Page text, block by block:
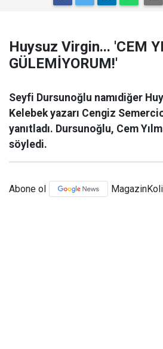
Huysuz Virgin... 'CEM
GÜLEMİYORUM!'
Seyfi Dursunoğlu namıdiğer
Kelebek yazarı Cengiz
yanıtladı. Dursunoğlu, Cem
söyledi.
Abone ol